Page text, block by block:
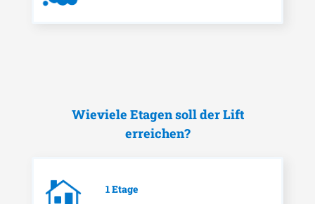
Wieviele Etagen soll der Lift
erreichen?
1 Etage